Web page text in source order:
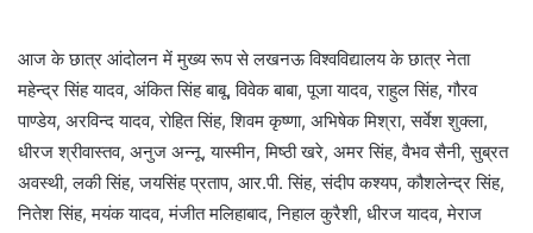
आज के छात्र आंदोलन में मुख्य रूप से लखनऊ विश्वविद्यालय के छात्र नेता
महेन्द्र सिंह यादव, अंकित सिंह बाबू, विवेक बाबा, पूजा यादव, राहुल सिंह, गौरव
पाण्डेय, अरविन्द यादव, रोहित सिंह, शिवम कृष्णा, अभिषेक मिश्रा, सर्वेश शुक्ला,
धीरज श्रीवास्तव, अनुज अन्नू, यास्मीन, मिष्ठी खरे, अमर सिंह, वैभव सैनी, सुब्रत
अवस्थी, लकी सिंह, जयसिंह प्रताप, आर.पी. सिंह, संदीप कश्यप, कौशलेन्द्र सिंह,
नितेश सिंह, मयंक यादव, मंजीत मलिहाबाद, निहाल कुरैशी, धीरज यादव, मेराज